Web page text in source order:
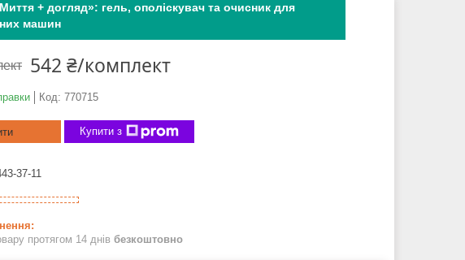
+ догляд»: гель, ополіскувач та очисник для
машин
542 ₴/комплект
Код: 770715
Купити з
37-11
протягом 14 днів безкоштовно